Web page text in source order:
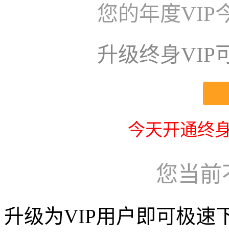
您的年度VIP
升级终身VIP
今天开通终
您当前
升级为VIP用户即可极速